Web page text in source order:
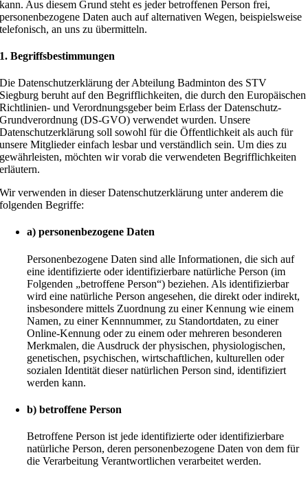
kann. Aus diesem Grund steht es jeder betroffenen Person frei,
personenbezogene Daten auch auf alternativen Wegen, beispielsweise
telefonisch, an uns zu übermitteln.
1. Begriffsbestimmungen
Die Datenschutzerklärung der Abteilung Badminton des STV
Siegburg beruht auf den Begrifflichkeiten, die durch den Europäischen
Richtlinien- und Verordnungsgeber beim Erlass der Datenschutz-
Grundverordnung (DS-GVO) verwendet wurden. Unsere
Datenschutzerklärung soll sowohl für die Öffentlichkeit als auch für
unsere Mitglieder einfach lesbar und verständlich sein. Um dies zu
gewährleisten, möchten wir vorab die verwendeten Begrifflichkeiten
erläutern.
Wir verwenden in dieser Datenschutzerklärung unter anderem die
folgenden Begriffe:
a) personenbezogene Daten
Personenbezogene Daten sind alle Informationen, die sich auf
eine identifizierte oder identifizierbare natürliche Person (im
Folgenden „betroffene Person“) beziehen. Als identifizierbar
wird eine natürliche Person angesehen, die direkt oder indirekt,
insbesondere mittels Zuordnung zu einer Kennung wie einem
Namen, zu einer Kennnummer, zu Standortdaten, zu einer
Online-Kennung oder zu einem oder mehreren besonderen
Merkmalen, die Ausdruck der physischen, physiologischen,
genetischen, psychischen, wirtschaftlichen, kulturellen oder
sozialen Identität dieser natürlichen Person sind, identifiziert
werden kann.
b) betroffene Person
Betroffene Person ist jede identifizierte oder identifizierbare
natürliche Person, deren personenbezogene Daten von dem für
die Verarbeitung Verantwortlichen verarbeitet werden.